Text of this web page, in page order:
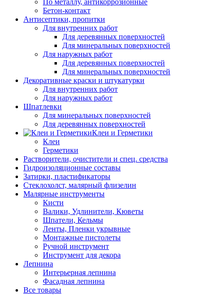
По металлу, антикоррозионные
Бетон-контакт
Антисептики, пропитки
Для внутренних работ
Для деревянных поверхностей
Для минеральных поверхностей
Для наружных работ
Для деревянных поверхностей
Для минеральных поверхностей
Декоративные краски и штукатурки
Для внутренних работ
Для наружных работ
Шпатлевки
Для минеральных поверхностей
Для деревянных поверхностей
Клеи и Герметики
Клеи
Герметики
Растворители, очистители и спец. средства
Гидроизоляционные составы
Затирки, пластификаторы
Стеклохолст, малярный флизелин
Малярные инструменты
Кисти
Валики, Удлинители, Кюветы
Шпатели, Кельмы
Ленты, Пленки укрывные
Монтажные пистолеты
Ручной инструмент
Инструмент для декора
Лепнина
Интерьерная лепнина
Фасадная лепнина
Все товары